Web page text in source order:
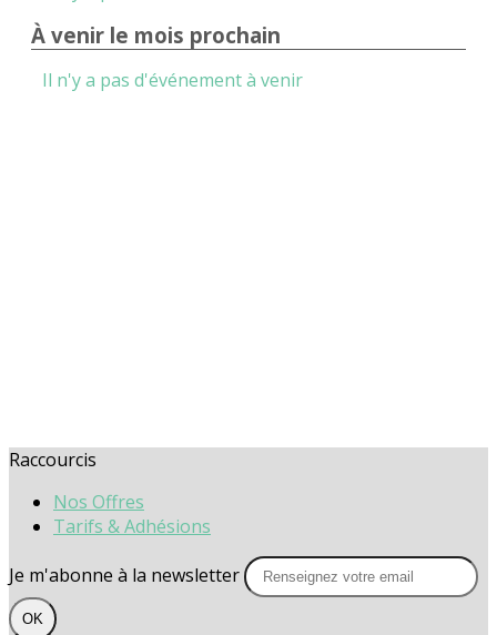
À venir le mois prochain
Il n'y a pas d'événement à venir
Raccourcis
Nos Offres
Tarifs & Adhésions
Je m'abonne à la newsletter
OK